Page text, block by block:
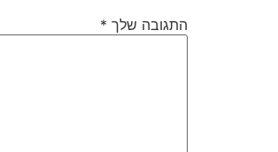
התגובה שלך *